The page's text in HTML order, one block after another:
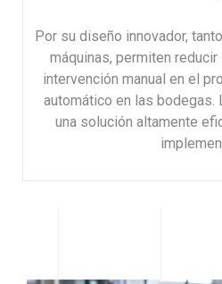
Por su diseño innovador,
máquinas, permiten
intervención manual en el
automático en las bodegas.
una solución altamente